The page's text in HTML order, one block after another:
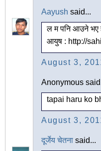
Aayush said...
ल म पनि आउने भए
आयुष : http://
August 3,
Anonymous
tapai haru ko
August 3,
दूर्जेय चेतना said...